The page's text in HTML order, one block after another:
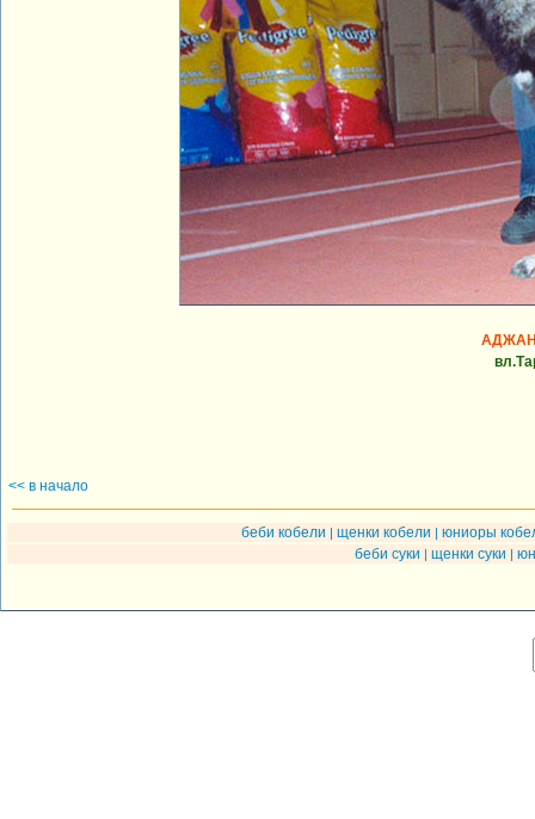
<< в начало
беби кобели | щенки кобели | юниоры
беби суки | щенки суки |